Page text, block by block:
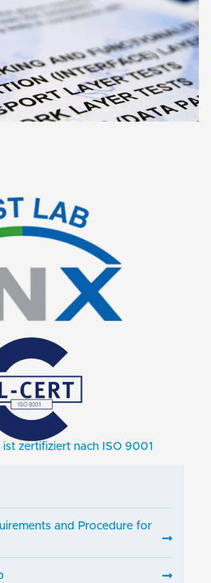
zertifiziert nach ISO 9001
and Procedure for